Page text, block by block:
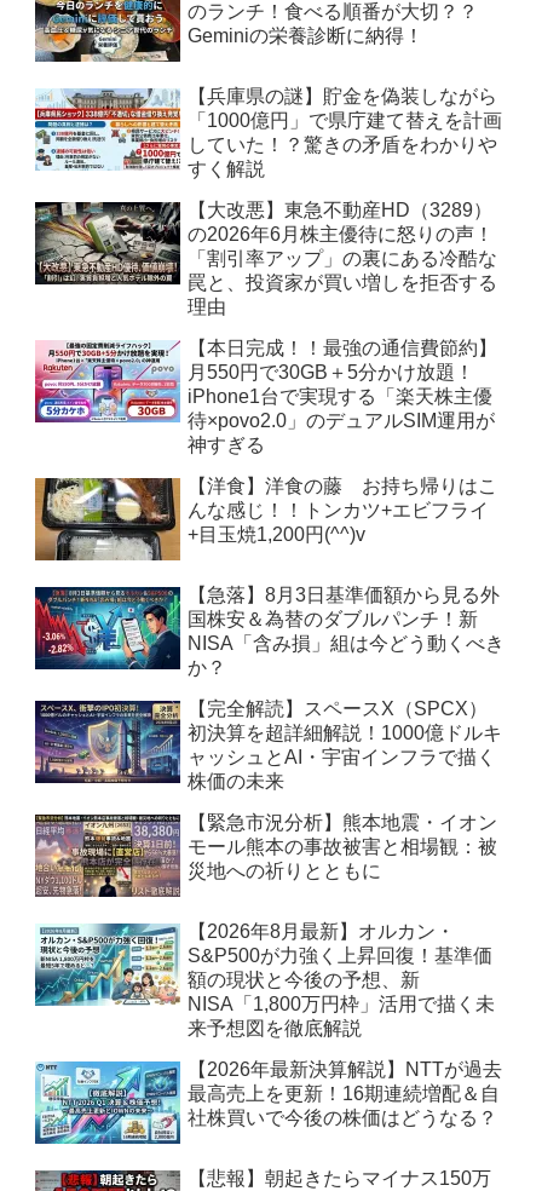
のランチ！食べる順番が大切？？
Geminiの栄養診断に納得！
【兵庫県の謎】貯金を偽装しながら
「1000億円」で県庁建て替えを計画
していた！？驚きの矛盾をわかりや
すく解説
【大改悪】東急不動産HD（3289）
の2026年6月株主優待に怒りの声！
「割引率アップ」の裏にある冷酷な
罠と、投資家が買い増しを拒否する
理由
【本日完成！！最強の通信費節約】
月550円で30GB＋5分かけ放題！
iPhone1台で実現する「楽天株主優
待×povo2.0」のデュアルSIM運用が
神すぎる
【洋食】洋食の藤 お持ち帰りはこ
んな感じ！！トンカツ+エビフライ
+目玉焼1,200円(^^)v
【急落】8月3日基準価額から見る外
国株安＆為替のダブルパンチ！新
NISA「含み損」組は今どう動くべき
か？
【完全解読】スペースX（SPCX）
初決算を超詳細解説！1000億ドルキ
ャッシュとAI・宇宙インフラで描く
株価の未来
【緊急市況分析】熊本地震・イオン
モール熊本の事故被害と相場観：被
災地への祈りとともに
【2026年8月最新】オルカン・
S&P500が力強く上昇回復！基準価
額の現状と今後の予想、新
NISA「1,800万円枠」活用で描く未
来予想図を徹底解説
【2026年最新決算解説】NTTが過去
最高売上を更新！16期連続増配＆自
社株買いで今後の株価はどうなる？
【悲報】朝起きたらマイナス150万